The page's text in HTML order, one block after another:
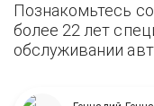
Познакомьтесь
более 22 лет
обслуживании